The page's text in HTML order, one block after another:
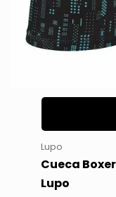
Lupo
Cueca
Lupo